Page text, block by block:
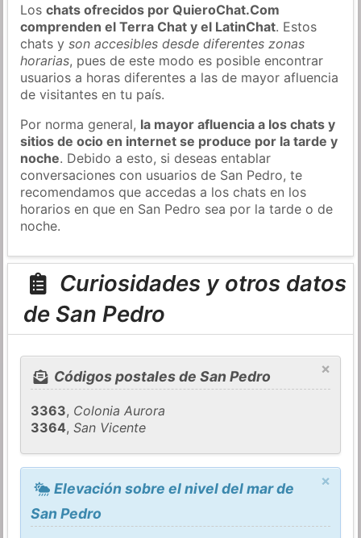
Loschats ofrecidos por QuieroChat.Com
comprenden el Terra Chat y el LatinChat. Estos
chats yson accesibles desde diferentes zonas
horarias, pues de este modo es posible encontrar
usuarios a horas diferentes a las de mayor afluencia
de visitantes en tu país.
Por norma general, la mayor afluencia a los chats y
sitios de ocio en internet se produce por la tarde y
noche. Debido a esto, si deseas entablar
conversaciones con usuarios de San Pedro, te
recomendamos que accedas a los chats en los
horarios en que en San Pedro sea por la tarde o de
noche.
Curiosidades y otros datos
de San Pedro
×
Códigos postales de San Pedro
3363, Colonia Aurora
3364,San Vicente
×
Elevación sobre el nivel del mar de
San Pedro